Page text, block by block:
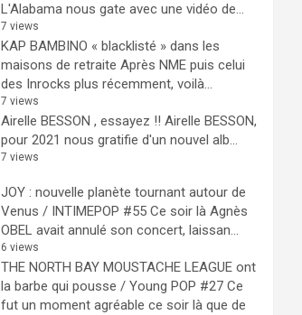
L'Alabama nous gate avec une vidéo de...
7 views
KAP BAMBINO « blacklisté » dans les
maisons de retraite Après NME puis celui
des Inrocks plus récemment, voilà...
7 views
Airelle BESSON , essayez !! Airelle BESSON,
pour 2021 nous gratifie d'un nouvel alb...
7 views
JOY : nouvelle planète tournant autour de
Venus / INTIMEPOP #55 Ce soir là Agnès
OBEL avait annulé son concert, laissan...
6 views
THE NORTH BAY MOUSTACHE LEAGUE ont
la barbe qui pousse / Young POP #27 Ce
fut un moment agréable ce soir là que de